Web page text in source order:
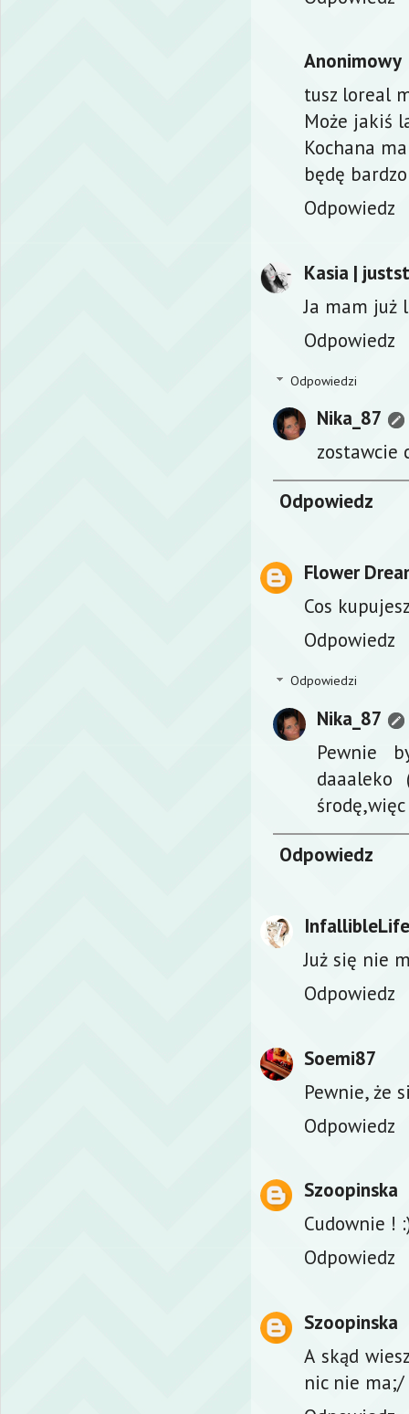
Anonimowy
tusz loreal
Może jakiś
Kochana
będę
Odpowiedz
Kasia |
Ja mam już
Odpowiedz
Odpowiedzi
Nika_87
zostawcie
Odpowiedz
Flower
Cos
Odpowiedz
Odpowiedzi
Nika_87
Pewnie
Odpowiedz
Już się nie
Odpowiedz
Soemi87
Pewnie, że
Odpowiedz
Szoopinska
Cudownie !
Odpowiedz
Szoopinska
A skąd
nic nie ma;/